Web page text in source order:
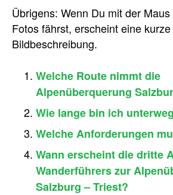
Übrigens: Wenn Du mit der
Fotos fährst, erscheint eine kurze
Bildbeschreibung.
Welche Route nimmt die
Alpenüberquerung
Wie lange bin ich
Welche Anforderungen
Wann erscheint die dritte
Wanderführers zur
Salzburg – Triest?